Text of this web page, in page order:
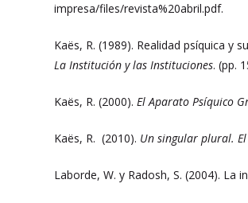
impresa/files/revista%20abril.pdf.
Kaës, R. (1989). Realidad psíquica y
La Institución y las Instituciones. (pp.
Kaës, R. (2000).El Aparato Psíquico
Kaës, R. (2010). Un singular plural.
Laborde, W. y Radosh, S. (2004). La